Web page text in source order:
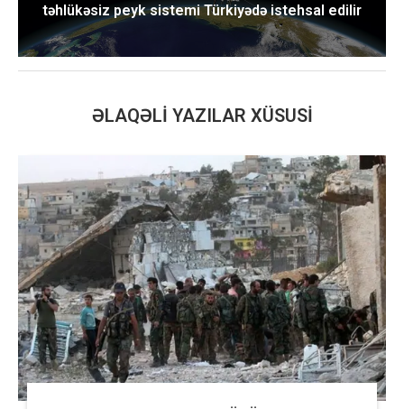
təhlükəsiz peyk sistemi Türkiyədə istehsal edilir
ƏLAQƏLI YAZILAR XÜSUSI